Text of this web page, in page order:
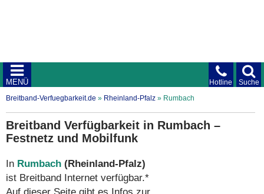
Suche
Hotline
MENÜ
Breitband-Verfuegbarkeit.de » Rheinland-Pfalz » Rumbach
Breitband Verfügbarkeit in Rumbach –
Festnetz und Mobilfunk
In Rumbach (Rheinland-Pfalz)
ist Breitband Internet verfügbar.*
Auf dieser Seite gibt es Infos zur